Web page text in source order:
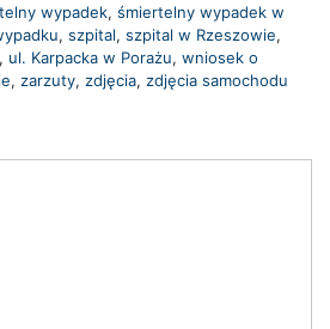
wypadek, śmiertelny wypadek w
, szpital, szpital w Rzeszowie,
, ul. Karpacka w Porażu, wniosek o
, zarzuty, zdjęcia, zdjęcia samochodu